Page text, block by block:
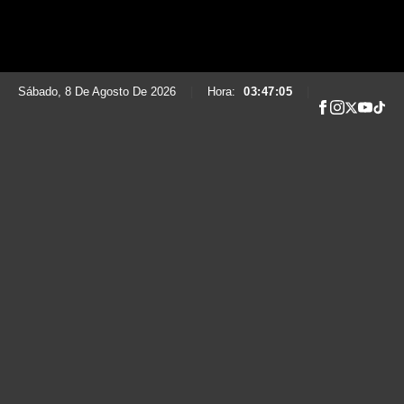
Sábado, 8 De Agosto De 2026 Hora: 03:47:06